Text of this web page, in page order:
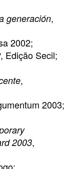
generación,
2002;
, Edição Secil;
,
2003;
2003,